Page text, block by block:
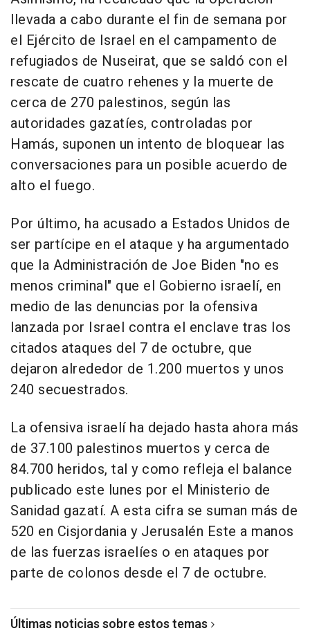
llevada a cabo durante el fin de semana por
el Ejército de Israel en el campamento de
refugiados de Nuseirat, que se saldó con el
rescate de cuatro rehenes y la muerte de
cerca de 270 palestinos, según las
autoridades gazatíes, controladas por
Hamás, suponen un intento de bloquear las
conversaciones para un posible acuerdo de
alto el fuego.
Por último, ha acusado a Estados Unidos de
ser partícipe en el ataque y ha argumentado
que la Administración de Joe Biden "no es
menos criminal" que el Gobierno israelí, en
medio de las denuncias por la ofensiva
lanzada por Israel contra el enclave tras los
citados ataques del 7 de octubre, que
dejaron alrededor de 1.200 muertos y unos
240 secuestrados.
La ofensiva israelí ha dejado hasta ahora más
de 37.100 palestinos muertos y cerca de
84.700 heridos, tal y como refleja el balance
publicado este lunes por el Ministerio de
Sanidad gazatí. A esta cifra se suman más de
520 en Cisjordania y Jerusalén Este a manos
de las fuerzas israelíes o en ataques por
parte de colonos desde el 7 de octubre.
Últimas noticias sobre estos temas